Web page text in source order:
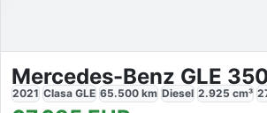
Mercedes-Benz GLE
2021 Clasa GLE 65.500 km Diesel 2.925 cm³